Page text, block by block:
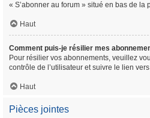
« S’abonner au forum » situé en bas de la
Haut
Comment puis-je résilier mes
Pour résilier vos abonnements, veuillez
contrôle de l’utilisateur et suivre le lien
Haut
Pièces jointes